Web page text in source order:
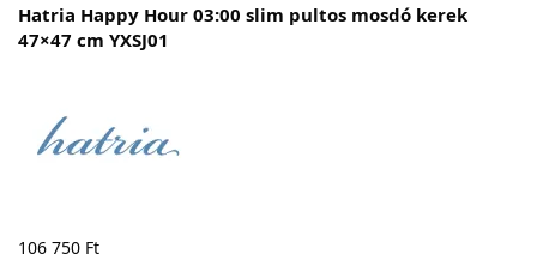
Hatria Happy Hour 03:00 slim pultos mosdó kerek
47×47 cm YXSJ01
106 750 Ft